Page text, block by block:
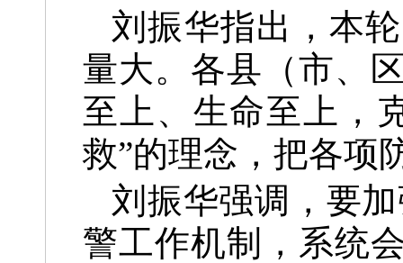
刘振华指出，本
量大。各县（市、
至上、生命至上，
救”的理念，把各项
刘振华强调，要
警工作机制，系统